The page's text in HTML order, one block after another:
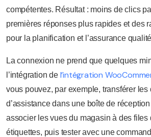
compétentes. Résultat : moins de clics
premières réponses plus rapides et des
pour la planification et l’assurance
La connexion ne prend que quelques
l’intégration de l’intégration
vous pouvez, par exemple, transférer les
d’assistance dans une boîte de
associer les vues du magasin à des files
étiquettes, puis tester avec une